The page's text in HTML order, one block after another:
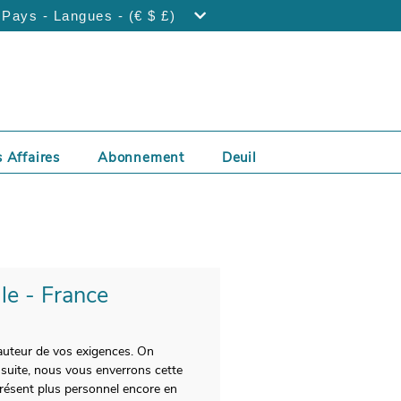
Pays - Langues - (€ $ £)
Affaires Abonnement Deuil
- France
de vos exigences. On
nous vous enverrons cette
plus personnel encore en